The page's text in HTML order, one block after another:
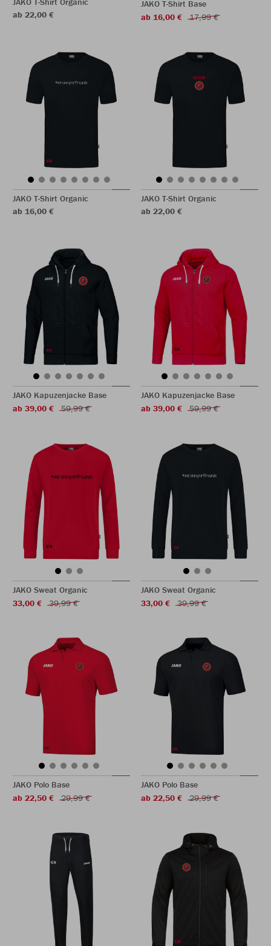
ab 22,00 €
JAKO T-Shirt Base
ab 16,00 €
17,99 €
JAKO T-Shirt Organic
ab 16,00 €
JAKO T-Shirt Organic
ab 22,00 €
JAKO Kapuzenjacke Base
ab 39,00 €
59,99 €
JAKO Kapuzenjacke Base
ab 39,00 €
59,99 €
JAKO Sweat Organic
33,00 €
39,99 €
JAKO Sweat Organic
33,00 €
39,99 €
JAKO Polo Base
ab 22,50 €
29,99 €
JAKO Polo Base
ab 22,50 €
29,99 €